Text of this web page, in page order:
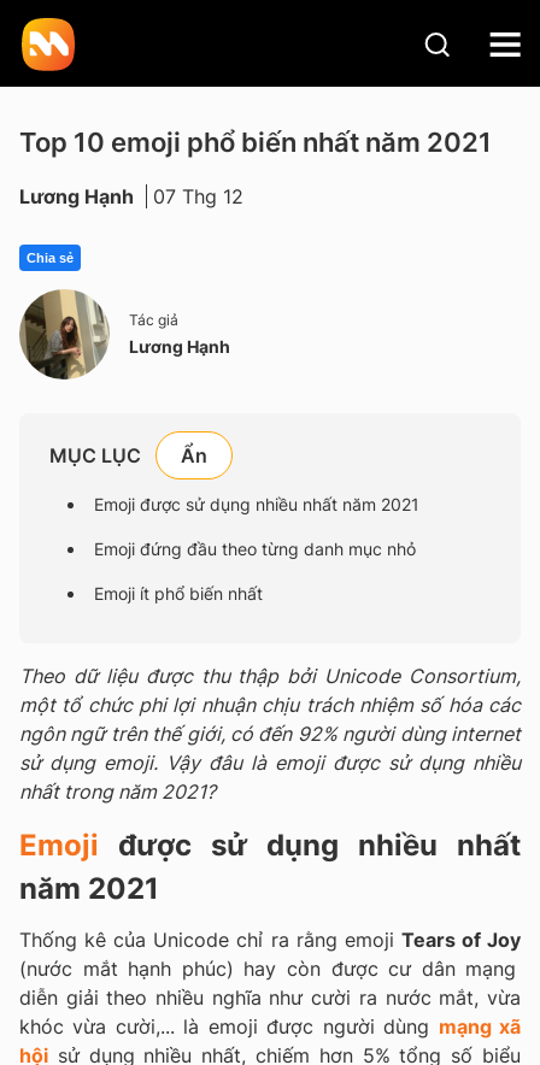
Top 10 emoji phổ biến nhất năm 2021
Lương Hạnh 07 Thg 12
Chia sẻ
Tác giả
Lương Hạnh
MỤC LỤC
Emoji được sử dụng nhiều nhất năm 2021
Emoji đứng đầu theo từng danh mục nhỏ
Emoji ít phổ biến nhất
Theo dữ liệu được thu thập bởi Unicode Consortium,
một tổ chức phi lợi nhuận chịu trách nhiệm số hóa các
ngôn ngữ trên thế giới, có đến 92% người dùng internet
sử dụng emoji. Vậy đâu là emoji được sử dụng nhiều
nhất trong năm 2021?
Emoji được sử dụng nhiều nhất
năm 2021
Thống kê của Unicode chỉ ra rằng emoji Tears of Joy
(nước mắt hạnh phúc) hay còn được cư dân mạng
diễn giải theo nhiều nghĩa như cười ra nước mắt, vừa
khóc vừa cười,... là emoji được người dùng mạng xã
hội sử dụng nhiều nhất, chiếm hơn 5% tổng số biểu